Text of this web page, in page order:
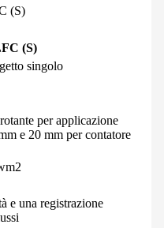
(S)
(S)
singolo
per applicazione
e 20 mm per contatore
e una registrazione